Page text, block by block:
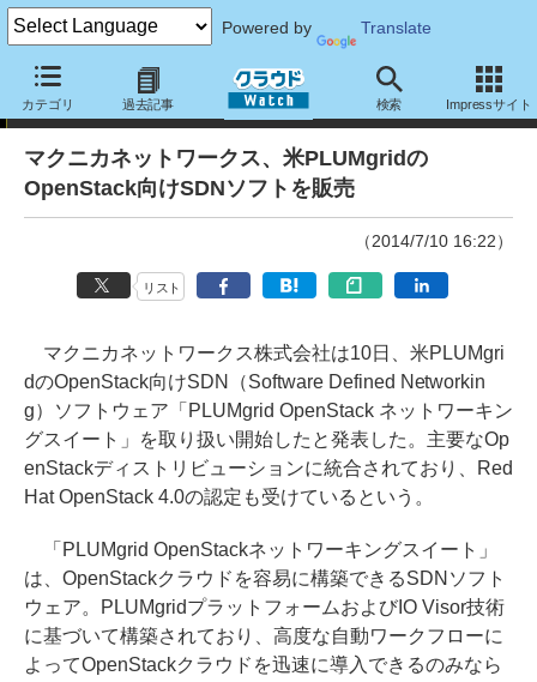
Powered by Translate
カテゴリ 過去記事 検索 Impressサイト
ニュース
マクニカネットワークス、米PLUMgridの
OpenStack向けSDNソフトを販売
（2014/7/10 16:22）
リスト
マクニカネットワークス株式会社は10日、米PLUMgri
dのOpenStack向けSDN（Software Defined Networkin
g）ソフトウェア「PLUMgrid OpenStack ネットワーキン
グスイート」を取り扱い開始したと発表した。主要なOp
enStackディストリビューションに統合されており、Red
Hat OpenStack 4.0の認定も受けているという。
「PLUMgrid OpenStackネットワーキングスイート」
は、OpenStackクラウドを容易に構築できるSDNソフト
ウェア。PLUMgridプラットフォームおよびIO Visor技術
に基づいて構築されており、高度な自動ワークフローに
よってOpenStackクラウドを迅速に導入できるのみなら